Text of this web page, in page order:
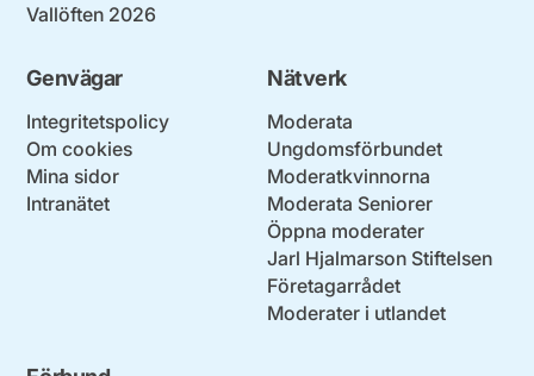
Vallöften 2026
Genvägar
Integritetspolicy
Om cookies
Mina sidor
Intranätet
Nätverk
Moderata
Ungdomsförbundet
Moderatkvinnorna
Moderata Seniorer
Öppna moderater
Jarl Hjalmarson Stiftelsen
Företagarrådet
Moderater i utlandet